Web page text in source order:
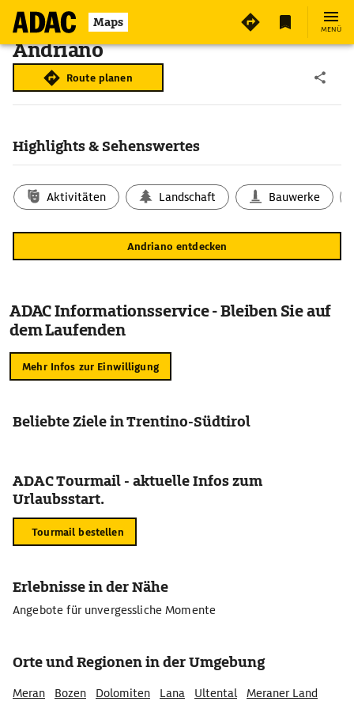
Maps MENÜ
Andriano
Route planen
Highlights & Sehenswertes
Aktivitäten Landschaft Bauwerke
Andriano entdecken
ADAC Informationsservice - Bleiben Sie auf
dem Laufenden
Mehr Infos zur Einwilligung
Beliebte Ziele in Trentino-Südtirol
ADAC Tourmail - aktuelle Infos zum
Urlaubsstart.
Tourmail bestellen
Erlebnisse in der Nähe
Angebote für unvergessliche Momente
Orte und Regionen in der Umgebung
Meran Bozen Dolomiten Lana Ultental Meraner Land